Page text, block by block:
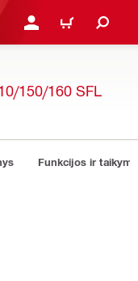
PRISIJUNGTI ARBA
PIRKINIŲ
150/160 SFL
Funkcijos ir